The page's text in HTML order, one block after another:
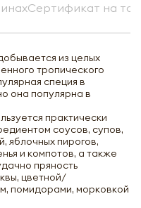
Сертификат на
из целых
тропического
специя в
она популярна в
практически
соусов, супов,
яблочных пирогов,
и компотов, а также
пряность
цветной/
помидорами, морковкой